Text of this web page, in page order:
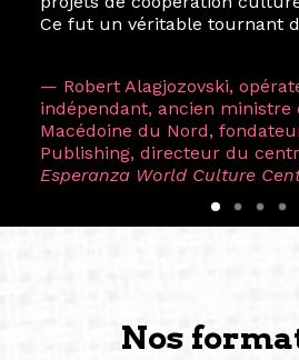
Ce fut un véritable tournant
— Robert Alagjozovski,
indépendant, ancien
Macédoine du Nord,
Publishing, directeur du
Esperanza World Culture
Nos